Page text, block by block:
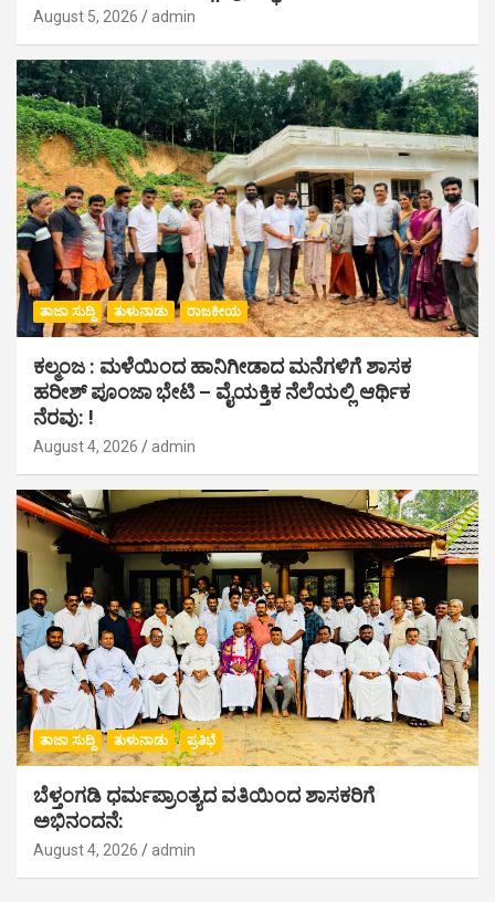
August 5, 2026 admin
ತಾಜಾ ಸುದ್ದಿ ತುಳುನಾಡು ರಾಜಕೀಯ
ಕಲ್ಮಂಜ : ಮಳೆಯಿಂದ ಹಾನಿಗೀಡಾದ ಮನೆಗಳಿಗೆ ಶಾಸಕ
ಹರೀಶ್ ಪೂಂಜಾ ಭೇಟಿ – ವೈಯಕ್ತಿಕ ನೆಲೆಯಲ್ಲಿ ಆರ್ಥಿಕ‌
ನೆರವು: !
August 4, 2026 admin
ತಾಜಾ ಸುದ್ದಿ ತುಳುನಾಡು ಪ್ರತಿಭೆ
ಬೆಳ್ತಂಗಡಿ ಧರ್ಮಪ್ರಾಂತ್ಯದ ವತಿಯಿಂದ ಶಾಸಕರಿಗೆ
ಅಭಿನಂದನೆ:
August 4, 2026 admin